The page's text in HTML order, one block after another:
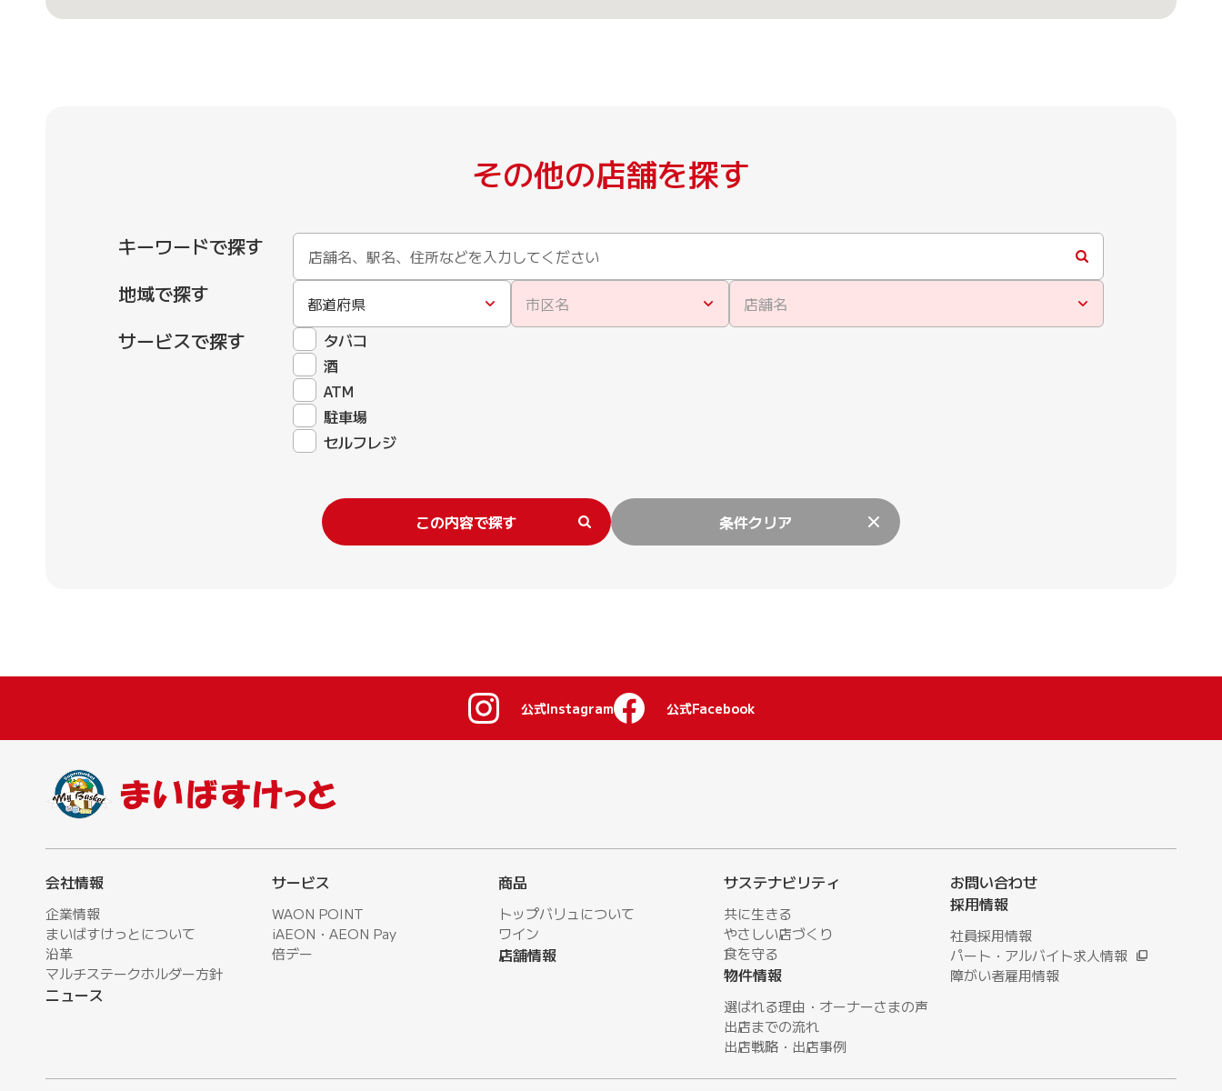
その他の店舗を探す
キーワードで探す
地域で探す
都道府県 市区名 店舗名
サービスで探す
タバコ
酒
ATM
駐車場
セルフレジ
この内容で探す 条件クリア
公式Instagram 公式Facebook
会社情報
企業情報
まいばすけっとについて
沿革
マルチステークホルダー方針
ニュース
サービス
WAON POINT
iAEON・AEON Pay
倍デー
商品
トップバリュについて
ワイン
店舗情報
サステナビリティ
共に生きる
やさしい店づくり
⾷を守る
物件情報
選ばれる理由・オーナーさまの声
出店までの流れ
出店戦略・出店事例
お問い合わせ
採用情報
社員採用情報
パート・アルバイト求人情報
障がい者雇用情報